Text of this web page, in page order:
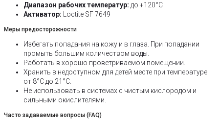
Диапазон рабочих температур: до +120°C
Активатор: Loctite SF 7649
Меры предосторожности
Избегать попадания на кожу и в глаза. При попадании
промыть большим количеством воды.
Работать в хорошо проветриваемом помещении.
Хранить в недоступном для детей месте при температуре
от 8°C до 21°C.
Не использовать в системах с чистым кислородом и
сильными окислителями.
Часто задаваемые вопросы (FAQ)